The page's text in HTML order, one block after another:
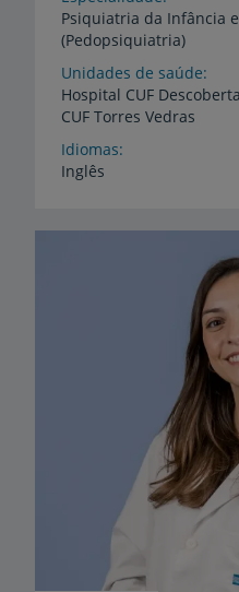
Psiquiatria da Infância
(Pedopsiquiatria)
Unidades de saúde
Hospital CUF
CUF Torres Vedras
Idiomas
Inglês